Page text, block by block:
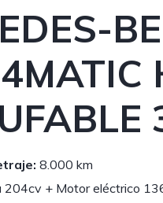
8.000 km
204cv + Motor eléctrico